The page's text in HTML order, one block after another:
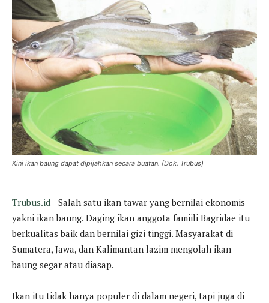
Kini ikan baung dapat dipijahkan secara buatan. (Dok. Trubus)
Trubus.id—Salah satu ikan tawar yang bernilai ekonomis
yakni ikan baung. Daging ikan anggota famiili Bagridae itu
berkualitas baik dan bernilai gizi tinggi. Masyarakat di
Sumatera, Jawa, dan Kalimantan lazim mengolah ikan
baung segar atau diasap.
Ikan itu tidak hanya populer di dalam negeri, tapi juga di